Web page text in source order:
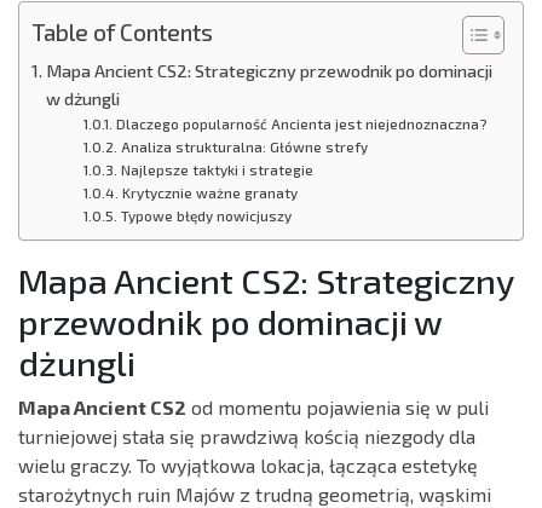
Table of Contents
Mapa Ancient CS2: Strategiczny przewodnik po dominacji
w dżungli
Dlaczego popularność Ancienta jest niejednoznaczna?
Analiza strukturalna: Główne strefy
Najlepsze taktyki i strategie
Krytycznie ważne granaty
Typowe błędy nowicjuszy
Mapa Ancient CS2: Strategiczny
przewodnik po dominacji w
dżungli
Mapa Ancient CS2 od momentu pojawienia się w puli
turniejowej stała się prawdziwą kością niezgody dla
wielu graczy. To wyjątkowa lokacja, łącząca estetykę
starożytnych ruin Majów z trudną geometrią, wąskimi